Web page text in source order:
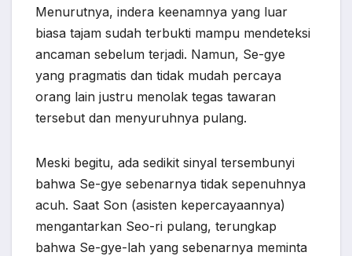
Menurutnya, indera keenamnya yang luar
biasa tajam sudah terbukti mampu mendeteksi
ancaman sebelum terjadi. Namun, Se-gye
yang pragmatis dan tidak mudah percaya
orang lain justru menolak tegas tawaran
tersebut dan menyuruhnya pulang.
Meski begitu, ada sedikit sinyal tersembunyi
bahwa Se-gye sebenarnya tidak sepenuhnya
acuh. Saat Son (asisten kepercayaannya)
mengantarkan Seo-ri pulang, terungkap
bahwa Se-gye-lah yang sebenarnya meminta